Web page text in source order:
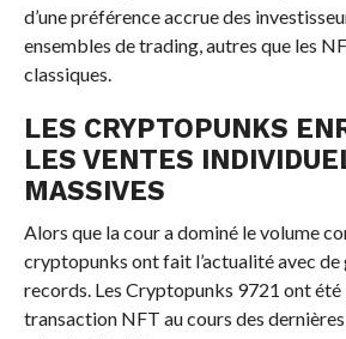
d’une préférence accrue des
ensembles de trading, autres que les
classiques.
LES CRYPTOPUNKS
LES VENTES
MASSIVES
Alors que la cour a dominé le volume
cryptopunks ont fait l’actualité avec de
records. Les Cryptopunks 9721 ont été
transaction NFT au cours des dernières